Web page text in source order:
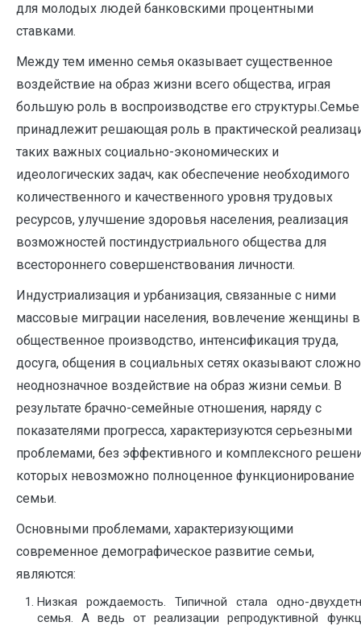
для молодых людей банковскими процентными
ставками.
Между тем именно семья оказывает существенное
воздействие на образ жизни всего общества, играя
большую роль в воспроизводстве его структуры.Семье
принадлежит решающая роль в практической
таких важных социально-экономических и
идеологических задач, как обеспечение необходимого
количественного и качественного уровня трудовых
ресурсов, улучшение здоровья населения, реализация
возможностей постиндустриального общества для
всестороннего совершенствования личности.
Индустриализация и урбанизация, связанные с ними
массовые миграции населения, вовлечение женщины в
общественное производство, интенсификация труда,
досуга, общения в социальных сетях оказывают
неоднозначное воздействие на образ жизни семьи. В
результате брачно-семейные отношения, наряду с
показателями прогресса, характеризуются серьезными
проблемами, без эффективного и комплексного
которых невозможно полноценное функционирование
семьи.
Основными проблемами, характеризующими
современное демографическое развитие семьи,
являются:
Низкая рождаемость. Типичной стала одно-
семья. А ведь от реализации репродуктивной